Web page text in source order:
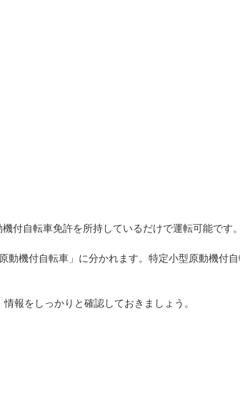
付自転車免許を所持しているだけで運転可能です。
機付自転車」に分かれます。特定小型原動機付
報をしっかりと確認しておきましょう。